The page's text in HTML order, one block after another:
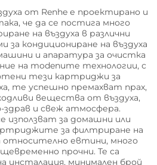
от Renhe е проектирано и
че да се постига много
на въздуха в различни
кондициониране на въздуха
и апаратура за очистка
на modenите технологии, с
тези картриджи за
те успешно премахват прах,
вещества от въздуха,
здрав и свеж атмосфера.
използват за домашни или
за филтриране на
относително евтини, много
прочни. Те са
инсталация, минимален брой